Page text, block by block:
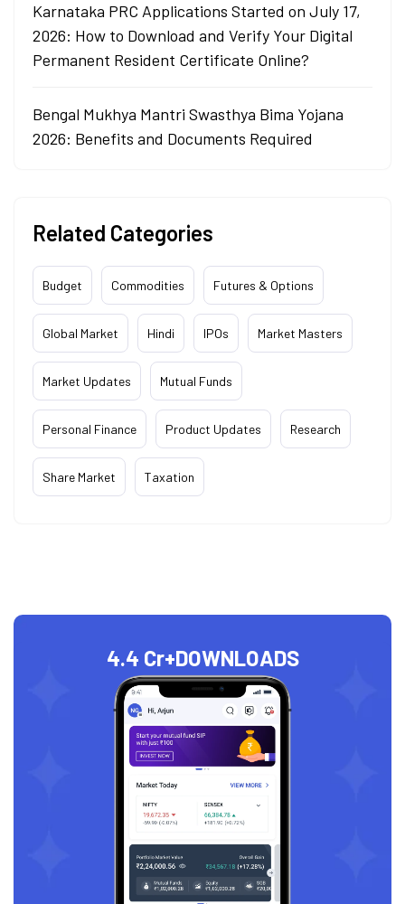
Karnataka PRC Applications Started on July 17,
2026: How to Download and Verify Your Digital
Permanent Resident Certificate Online?
Bengal Mukhya Mantri Swasthya Bima Yojana
2026: Benefits and Documents Required
Related Categories
Budget Commodities Futures & Options
Global Market Hindi IPOs Market Masters
Market Updates Mutual Funds
Personal Finance Product Updates Research
Share Market Taxation
4.4 Cr+DOWNLOADS